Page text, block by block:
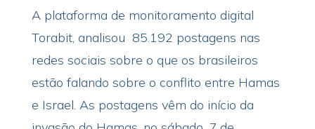
A plataforma de monitoramento digital
Torabit, analisou 85.192 postagens nas
redes sociais sobre o que os brasileiros
estão falando sobre o conflito entre Hamas
e Israel. As postagens vêm do início da